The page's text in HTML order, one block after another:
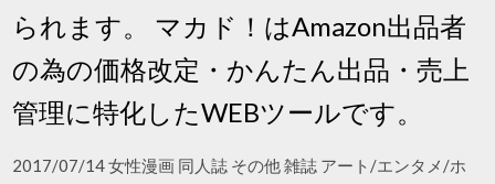
られます。 マカド！はAmazon出品者
の為の価格改定・かんたん出品・売上
管理に特化したWEBツールです。
2017/07/14 女性漫画 同人誌 その他 雑誌 アート/エンタメ/ホ